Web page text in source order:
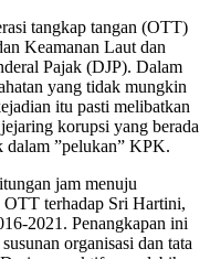
tangkap tangan (OTT)
Keamanan Laut dan
Pajak (DJP). Dalam
yang tidak mungkin
itu pasti melibatkan
korupsi yang berada
dalam ”pelukan” KPK.
jam menuju
terhadap Sri Hartini,
2021. Penangkapan ini
organisasi dan tata